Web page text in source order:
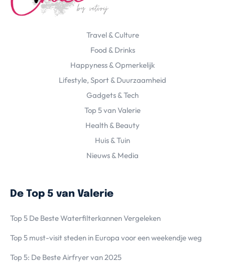
Travel & Culture
Food & Drinks
Happyness & Opmerkelijk
Lifestyle, Sport & Duurzaamheid
Gadgets & Tech
Top 5 van Valerie
Health & Beauty
Huis & Tuin
Nieuws & Media
De Top 5 van Valerie
Top 5 De Beste Waterfilterkannen Vergeleken
Top 5 must-visit steden in Europa voor een weekendje weg
Top 5: De Beste Airfryer van 2025